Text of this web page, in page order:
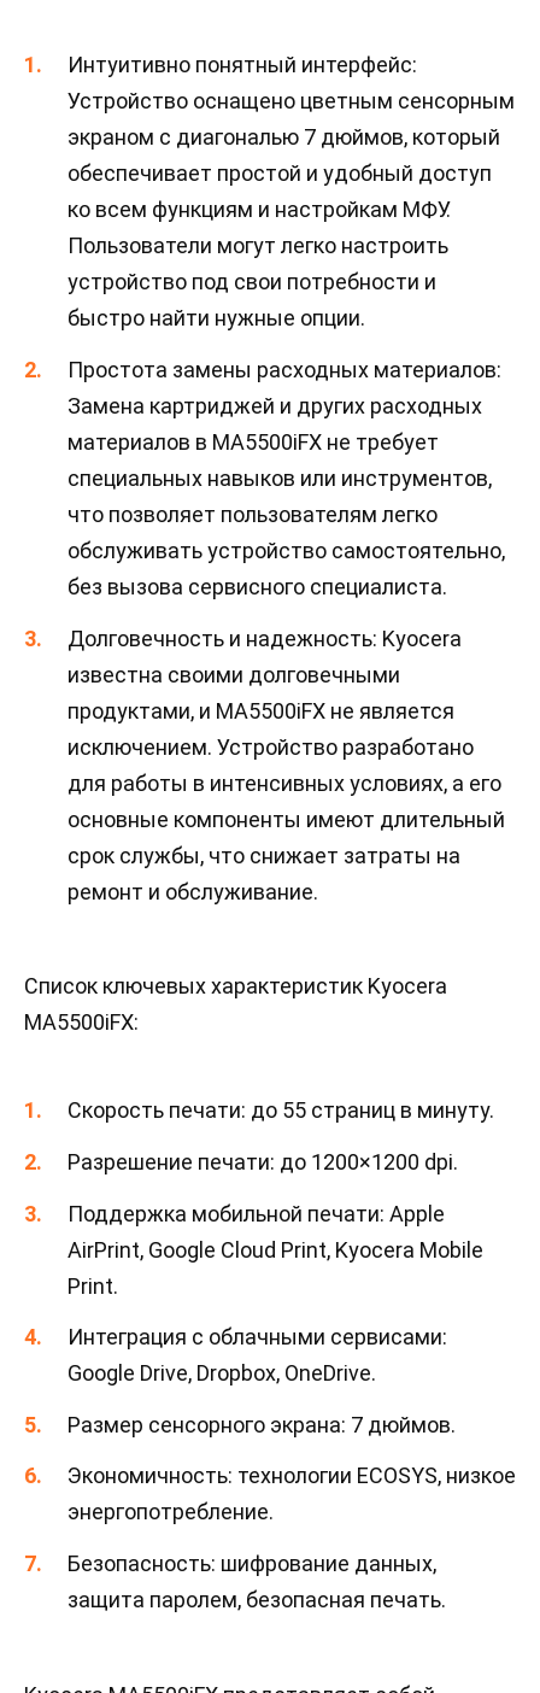
Интуитивно понятный интерфейс:
Устройство оснащено цветным сенсорным
экраном с диагональю 7 дюймов, который
обеспечивает простой и удобный доступ
ко всем функциям и настройкам МФУ.
Пользователи могут легко настроить
устройство под свои потребности и
быстро найти нужные опции.
Простота замены расходных материалов:
Замена картриджей и других расходных
материалов в MA5500iFX не требует
специальных навыков или инструментов,
что позволяет пользователям легко
обслуживать устройство самостоятельно,
без вызова сервисного специалиста.
Долговечность и надежность: Kyocera
известна своими долговечными
продуктами, и MA5500iFX не является
исключением. Устройство разработано
для работы в интенсивных условиях, а его
основные компоненты имеют длительный
срок службы, что снижает затраты на
ремонт и обслуживание.
Список ключевых характеристик Kyocera
MA5500iFX:
Скорость печати: до 55 страниц в минуту.
Разрешение печати: до 1200×1200 dpi.
Поддержка мобильной печати: Apple
AirPrint, Google Cloud Print, Kyocera Mobile
Print.
Интеграция с облачными сервисами:
Google Drive, Dropbox, OneDrive.
Размер сенсорного экрана: 7 дюймов.
Экономичность: технологии ECOSYS, низкое
энергопотребление.
Безопасность: шифрование данных,
защита паролем, безопасная печать.